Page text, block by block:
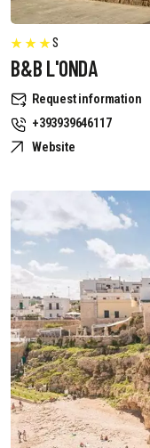
S
B&B L'ONDA
Request information
+393939646117
Website